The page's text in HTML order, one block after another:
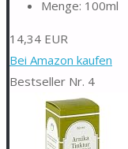
Menge: 100ml
14,34 EUR
Bei Amazon kaufen
Bestseller Nr. 4